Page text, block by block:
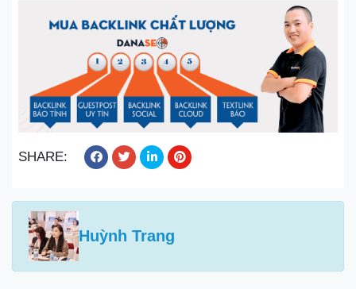
SHARE:
Huỳnh Trang